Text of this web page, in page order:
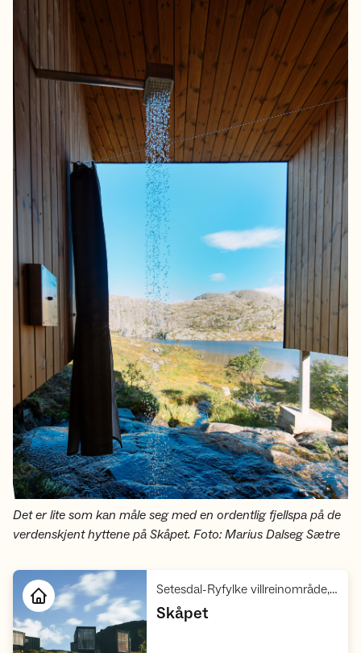
Det er lite som kan måle seg med en ordentlig fjellspa på de
verdenskjent hyttene på Skåpet. Foto: Marius Dalseg Sætre
Setesdal-Ryfylke villreinområde, Ryfylke
Skåpet